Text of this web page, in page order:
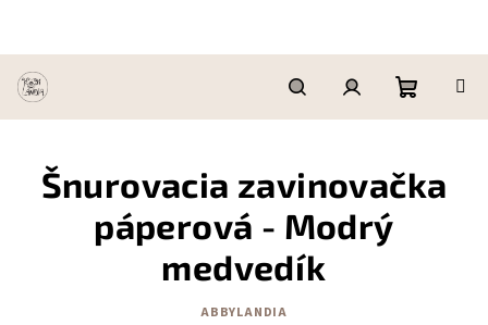
obsah
HľadaťPrihlásenie
košík
Šnurovacia zavinovačka
páperová - Modrý
medvedík
ABBYLANDIA